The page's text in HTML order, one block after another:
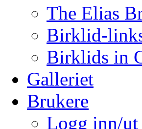
The Elias
Birklid-
Birklids in
Galleriet
Brukere
Logg inn/ut